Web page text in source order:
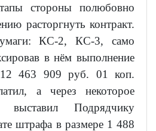
стороны полюбовно
расторгнуть контракт.
КС-2, КС-3, само
в нём выполнение
463 909 руб. 01 коп.
а через некоторое
Подрядчику
штрафа в размере 1 488